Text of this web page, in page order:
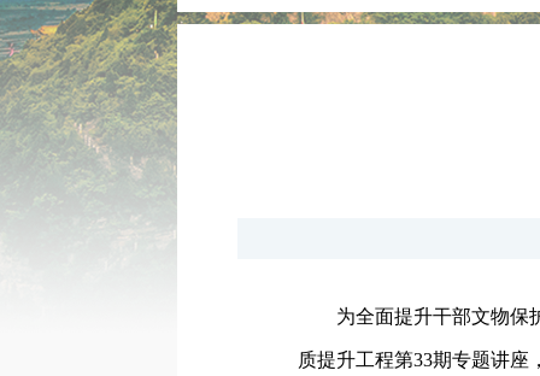
为全面提升干部文物保
质提升工程第33期专题讲